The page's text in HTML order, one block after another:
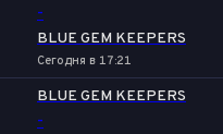
-
BLUE GEM KEEPERS
Сегодня в 17:21
BLUE GEM KEEPERS
-